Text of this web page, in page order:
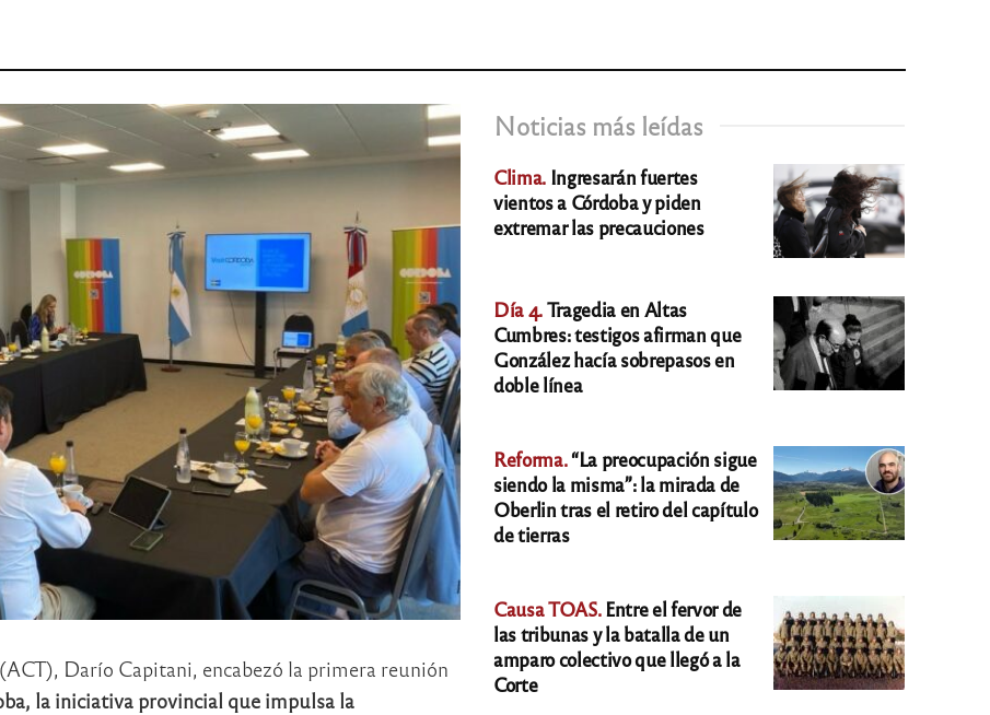
Darío Capitani, encabezó la primera reunión
la iniciativa provincial que impulsa la
Noticias más leídas
Clima. Ingresarán fuertes
vientos a Córdoba y piden
extremar las precauciones
Día 4.Tragedia en Altas
Cumbres: testigos afirman que
González hacía sobrepasos en
doble línea
Reforma.“La preocupación sigue
siendo la misma”: la mirada de
Oberlin tras el retiro del capítulo
de tierras
Causa TOAS.Entre el fervor de
las tribunas y la batalla de un
amparo colectivo que llegó a la
Corte